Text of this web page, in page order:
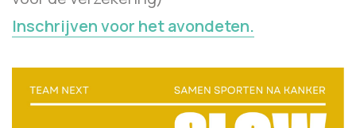
Inschrijven voor het avondeten.